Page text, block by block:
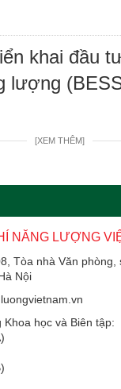
khai đầu
lượng
[XEM THÊM]
NĂNG LƯỢNG
Tòa nhà Văn phòng,
Nội
học và Biên tập: